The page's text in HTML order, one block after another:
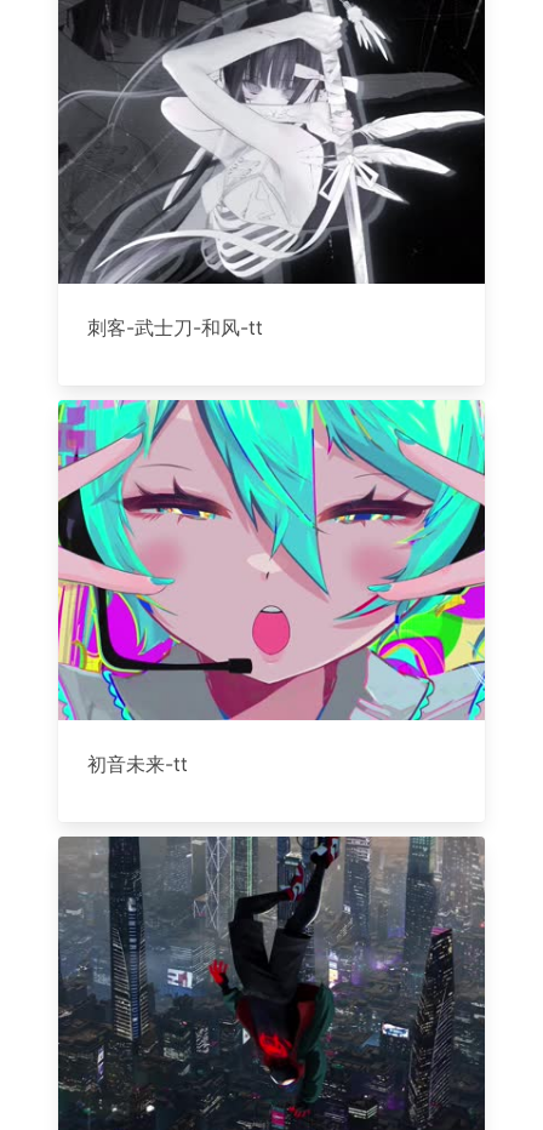
刺客-武士刀-和风-tt
初音未来-tt